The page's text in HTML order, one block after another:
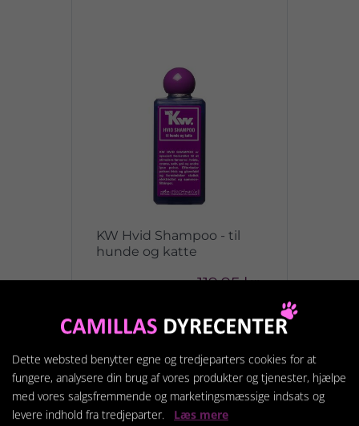
KW Hvid Shampoo - til
hunde og katte
119,95 kr.
Dette websted benytter egne og tredjeparters cookies for at
fungere, analysere din brug af vores produkter og tjenester, hjælpe
med vores salgsfremmende og marketingsmæssige indsats og
levere indhold fra tredjeparter. Læs mere